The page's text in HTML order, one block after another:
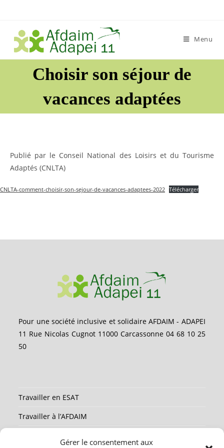
Gérer le consentement aux
content
Menu
Choisir son séjour de
vacances adaptées
Publié par le Conseil National des Loisirs et du Tourisme
Adaptés (CNLTA)
CNLTA-comment-choisir-son-sejour-de-vacances-adaptees-2022 Télécharger
Pour une société inclusive et solidaire AFDAIM - ADAPEI
11 Rue Nicolas Cugnot 11000 Carcassonne 04 68 10 25
50
Travailler en ESAT
Travailler à l’AFDAIM